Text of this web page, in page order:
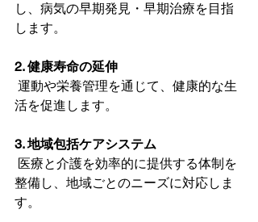
し、病気の早期発見・早期治療を目指
します。
2. 健康寿命の延伸
活を促進します。
3. 地域包括ケアシステム
整備し、地域ごとのニーズに対応しま
す。